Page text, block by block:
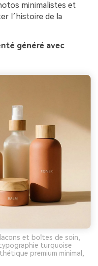
minimalistes et
l’histoire de la
généré avec
et boîtes de soin,
turquoise
premium minimal,